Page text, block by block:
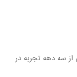
سه دهه تجربه در